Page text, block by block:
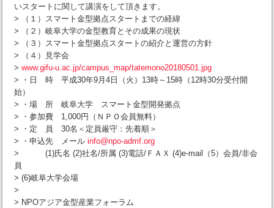
いスタートに関して講演をして頂きます。
> （１）スマート金型拠点スタートまでの経緯
> （２）岐阜大学の金型教育とその成果の現状
> （３）スマート金型拠点スタートの紹介と運営の方針
> （４）見学会
> www.gifu-u.ac.jp/campus_map/tatemono20180501.jpg
> ・日 時 平成30年9月4日（火）13時～15時（12時30分受付開
始）
> ・場 所 岐阜大学 スマート金型開発拠点
> ・参加費 1,000円（ＮＰＯ会員無料）
> ・定 員 30名＜定員厳守：先着順＞
> ・申込先 メール info@npo-admf.org
> (1)氏名 (2)社名/所属 (3)電話/ＦＡＸ (4)e-mail（5）会員/非会
員
> (6)岐阜大学会場
>
> NPOアジア金型産業フォーラム